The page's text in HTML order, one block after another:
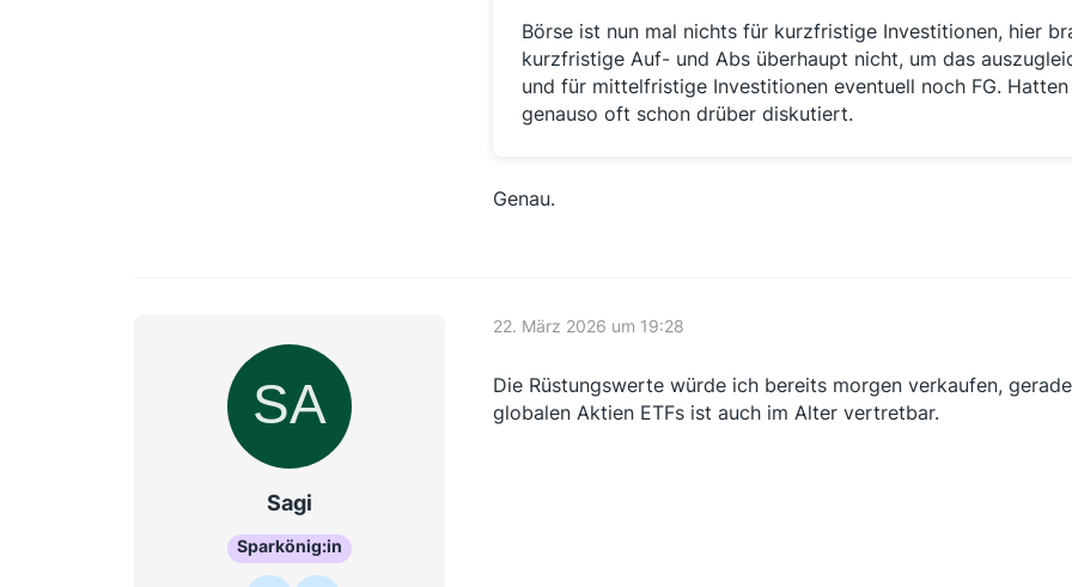
Börse ist nun mal nichts für kurzfristige Investitionen, hier
kurzfristige Auf- und Abs überhaupt nicht, um das
und für mittelfristige Investitionen eventuell noch FG.
genauso oft schon drüber diskutiert.
Genau.
Sagi
Sparkönig:in
22. März 2026 um 19:28
Die Rüstungswerte würde ich bereits morgen verkaufen,
globalen Aktien ETFs ist auch im Alter vertretbar.